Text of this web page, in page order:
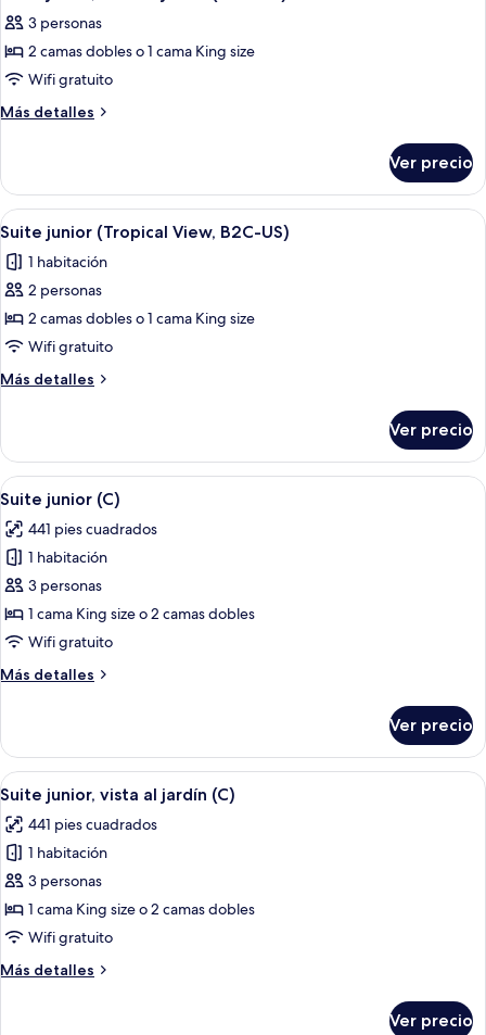
océano
(B2C-
US)
todas
las
fotos
de
Suite
al
jardín
(B2C-
US)
3 personas
2 camas dobles o 1 cama King size
Wifi gratuito
Más detalles
Más
junior,
vista
al
(B2C-
US)
Ver precio
Abrir
todas
las
fotos
de
Suite
junior
(Tropical
B2C-
US)
Una habitación de hotel moderna
6
Suite junior (Tropical View, B2C-US)
1 habitación
2 personas
2 camas dobles o 1 cama King size
Wifi gratuito
Más detalles
Más
junior
(Tropical
View,
US)
Ver precio
Abrir
todas
las
fotos
de
Suite
junior
Una habitación de hotel moderna
5
Suite junior (C)
441 pies cuadrados
1 habitación
3 personas
1 cama King size o 2 camas dobles
Wifi gratuito
Más detalles
Más
junior
(C)
Ver precio
Abrir
todas
las
fotos
de
Suite
junior,
al
Una habitación de hotel moderna
6
Suite junior, vista al jardín (C)
441 pies cuadrados
1 habitación
3 personas
1 cama King size o 2 camas dobles
Wifi gratuito
Más detalles
Más
Ver precio